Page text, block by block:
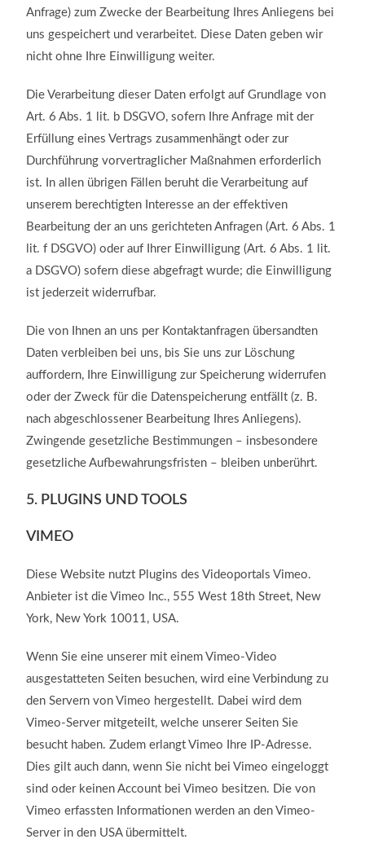
Anfrage) zum Zwecke der Bearbeitung Ihres Anliegens bei
uns gespeichert und verarbeitet. Diese Daten geben wir
nicht ohne Ihre Einwilligung weiter.
Die Verarbeitung dieser Daten erfolgt auf Grundlage von
Art. 6 Abs. 1 lit. b DSGVO, sofern Ihre Anfrage mit der
Erfüllung eines Vertrags zusammenhängt oder zur
Durchführung vorvertraglicher Maßnahmen erforderlich
ist. In allen übrigen Fällen beruht die Verarbeitung auf
unserem berechtigten Interesse an der effektiven
Bearbeitung der an uns gerichteten Anfragen (Art. 6 Abs. 1
lit. f DSGVO) oder auf Ihrer Einwilligung (Art. 6 Abs. 1 lit.
a DSGVO) sofern diese abgefragt wurde; die Einwilligung
ist jederzeit widerrufbar.
Die von Ihnen an uns per Kontaktanfragen übersandten
Daten verbleiben bei uns, bis Sie uns zur Löschung
auffordern, Ihre Einwilligung zur Speicherung widerrufen
oder der Zweck für die Datenspeicherung entfällt (z. B.
nach abgeschlossener Bearbeitung Ihres Anliegens).
Zwingende gesetzliche Bestimmungen – insbesondere
gesetzliche Aufbewahrungsfristen – bleiben unberührt.
5. PLUGINS UND TOOLS
VIMEO
Diese Website nutzt Plugins des Videoportals Vimeo.
Anbieter ist die Vimeo Inc., 555 West 18th Street, New
York, New York 10011, USA.
Wenn Sie eine unserer mit einem Vimeo-Video
ausgestatteten Seiten besuchen, wird eine Verbindung zu
den Servern von Vimeo hergestellt. Dabei wird dem
Vimeo-Server mitgeteilt, welche unserer Seiten Sie
besucht haben. Zudem erlangt Vimeo Ihre IP-Adresse.
Dies gilt auch dann, wenn Sie nicht bei Vimeo eingeloggt
sind oder keinen Account bei Vimeo besitzen. Die von
Vimeo erfassten Informationen werden an den Vimeo-
Server in den USA übermittelt.